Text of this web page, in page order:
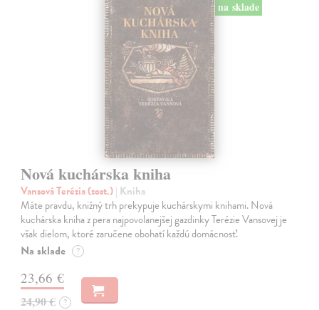
na sklade
Nová kuchárska kniha
Vansová Terézia (zost.)| Kniha
Máte pravdu, knižný trh prekypuje kuchárskymi knihami. Nová
kuchárska kniha z pera najpovolanejšej gazdinky Terézie Vansovej je
však dielom, ktoré zaručene obohatí každú domácnosť.
Na sklade ?
23,66 €
24,90 € ?